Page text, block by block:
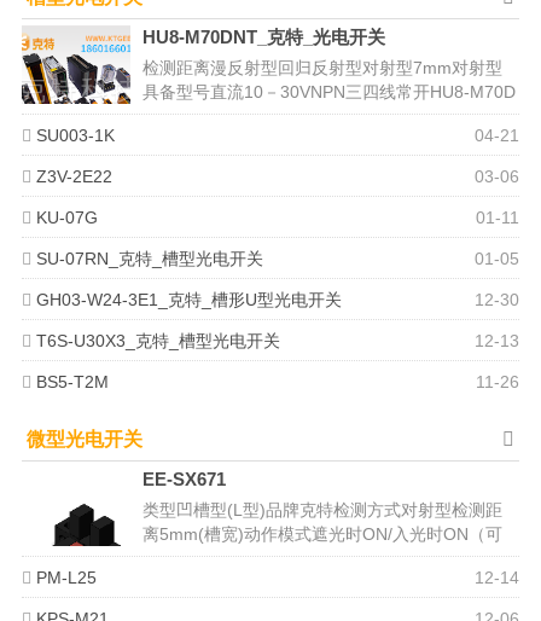
HU8-M70DNT_克特_光电开关
检测距离漫反射型回归反射型对射型7mm对射型
具备型号直流10－30VNPN三四线常开HU8-M70D
NK常闭HU8-M7...
04-21
SU003-1K
03-06
Z3V-2E22
01-11
KU-07G
01-05
SU-07RN_克特_槽型光电开关
12-30
GH03-W24-3E1_克特_槽形U型光电开关
12-13
T6S-U30X3_克特_槽型光电开关
11-26
BS5-T2M
微型光电开关
EE-SX671
类型凹槽型(L型)品牌克特检测方式对射型检测距
离5mm(槽宽)动作模式遮光时ON/入光时ON（可
切换）控制输出（输出...
12-14
PM-L25